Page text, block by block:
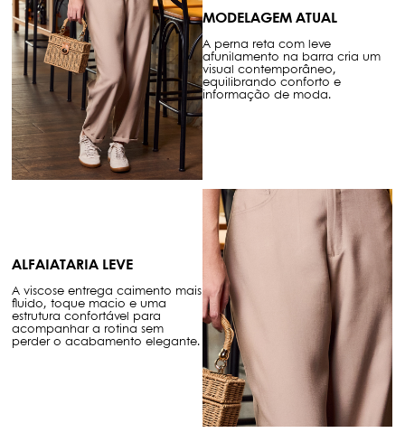
MODELAGEM ATUAL
A perna reta com leve
afunilamento na barra cria um
visual contemporâneo,
equilibrando conforto e
informação de moda.
ALFAIATARIA LEVE
A viscose entrega caimento mais
fluido, toque macio e uma
estrutura confortável para
acompanhar a rotina sem
perder o acabamento elegante.